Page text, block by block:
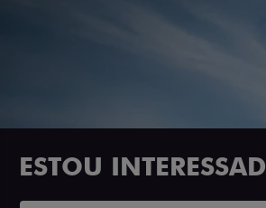
ESTOU